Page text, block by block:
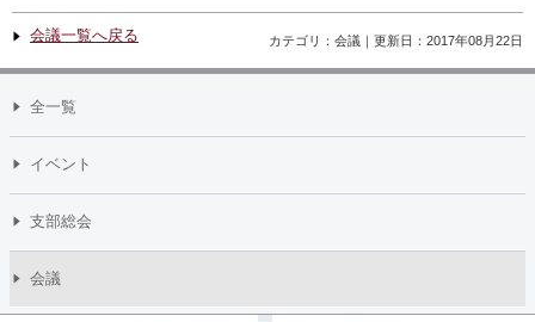
会議一覧へ戻る カテゴリ：会議｜更新日：2017年08月22日
全一覧
イベント
支部総会
会議